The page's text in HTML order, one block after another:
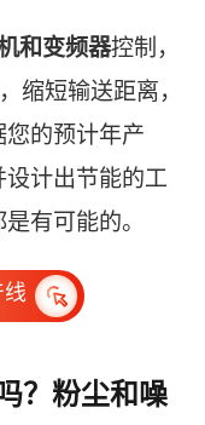
和变频器控制，
缩短输送距离，
的预计年产
计出节能的工
有可能的。
？粉尘和噪